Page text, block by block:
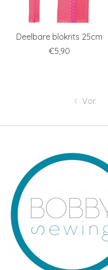
Deelbare blokrits 25cm
€5,90
Vor.